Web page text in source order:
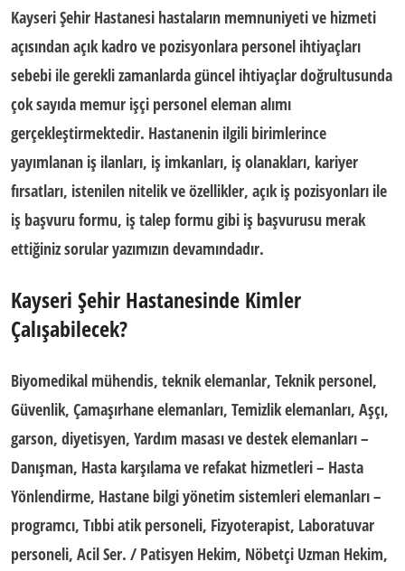
Kayseri Şehir Hastanesi hastaların memnuniyeti ve hizmeti
açısından açık kadro ve pozisyonlara personel ihtiyaçları
sebebi ile gerekli zamanlarda güncel ihtiyaçlar doğrultusunda
çok sayıda memur işçi personel eleman alımı
gerçekleştirmektedir. Hastanenin ilgili birimlerince
yayımlanan iş ilanları, iş imkanları, iş olanakları, kariyer
fırsatları, istenilen nitelik ve özellikler, açık iş pozisyonları ile
iş başvuru formu, iş talep formu gibi iş başvurusu merak
ettiğiniz sorular yazımızın devamındadır.
Kayseri Şehir Hastanesinde Kimler
Çalışabilecek?
Biyomedikal mühendis, teknik elemanlar, Teknik personel,
Güvenlik, Çamaşırhane elemanları, Temizlik elemanları, Aşçı,
garson, diyetisyen, Yardım masası ve destek elemanları –
Danışman, Hasta karşılama ve refakat hizmetleri – Hasta
Yönlendirme, Hastane bilgi yönetim sistemleri elemanları –
programcı, Tıbbi atik personeli, Fizyoterapist, Laboratuvar
personeli, Acil Ser. / Patisyen Hekim, Nöbetçi Uzman Hekim,